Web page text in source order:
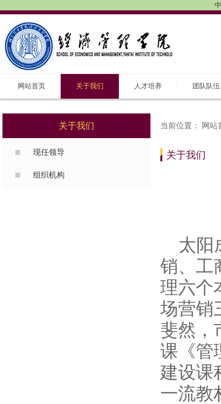
网站首页 关于我们 人才培养 团队队伍
关于我们
现任领导
组织机构
当前位置： 网站
关于我们
太阳
销、工
理六个
场营销
斐然，
课《管
建设课
一流教